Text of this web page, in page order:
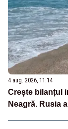
4 aug. 2026, 11:14
Crește bilanțul
Neagră. Rusia